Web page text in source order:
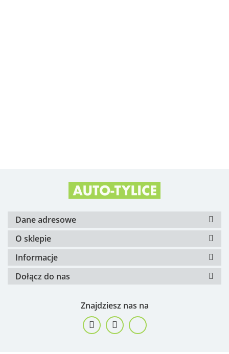
Dane adresowe
O sklepie
Informacje
Dołącz do nas
Znajdziesz nas na